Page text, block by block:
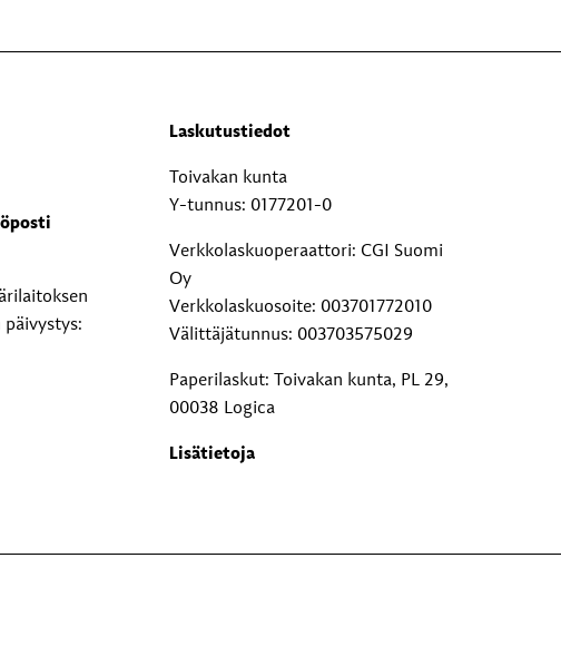
Laskutustiedot
Toivakan kunta
Y-tunnus: 0177201-0
Verkkolaskuoperaattori: CGI Suomi
Oy
Verkkolaskuosoite: 003701772010
Välittäjätunnus: 003703575029
Paperilaskut: Toivakan kunta, PL 29,
00038 Logica
Lisätietoja